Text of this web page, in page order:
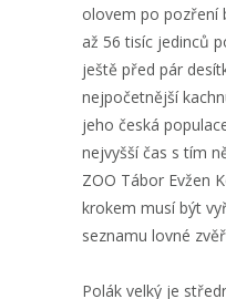
olovem po pozření
až 56 tisíc jedinců
ještě před pár
nejpočetnější
jeho česká
nejvyšší čas s tím
ZOO Tábor Evžen
krokem musí být
seznamu lovné
Polák velký je